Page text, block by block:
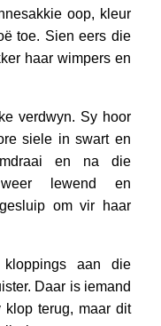
oop, kleur
toe. Sien eers die
haar wimpers en
verdwyn. Sy hoor
siele in swart en
en na die
lewend en
om vir haar
aan die
Daar is iemand
klop terug, maar dit